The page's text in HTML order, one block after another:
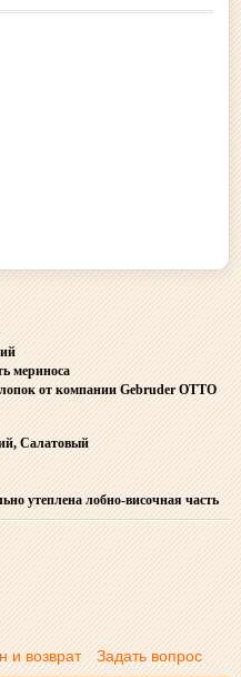
мериноса
от компании Gebruder OTTO
Салатовый
утеплена лобно-височная часть
и возврат Задать вопрос